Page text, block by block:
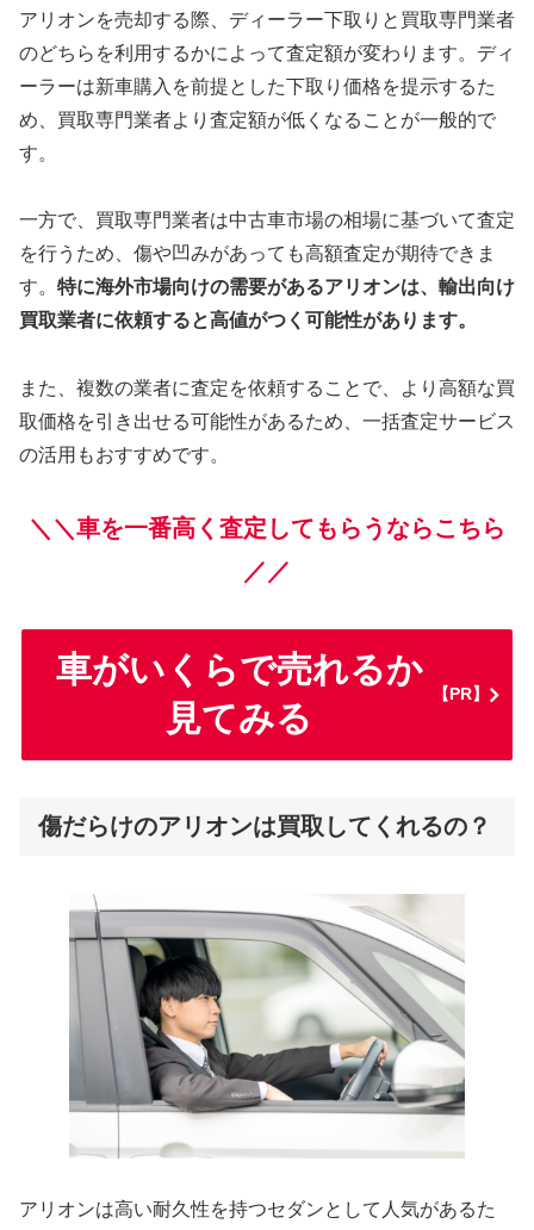
アリオンを売却する際、ディーラー下取りと買取専門業者
のどちらを利用するかによって査定額が変わります。ディ
ーラーは新車購入を前提とした下取り価格を提示するた
め、買取専門業者より査定額が低くなることが一般的で
す。
一方で、買取専門業者は中古車市場の相場に基づいて査定
を行うため、傷や凹みがあっても高額査定が期待できま
す。 特に海外市場向けの需要があるアリオンは、輸出向け
買取業者に依頼すると高値がつく可能性があります。
また、複数の業者に査定を依頼することで、より高額な買
取価格を引き出せる可能性があるため、一括査定サービス
の活用もおすすめです。
＼＼車を一番高く査定してもらうならこちら
／／
車がいくらで売れるか
見てみる
【PR】
傷だらけのアリオンは買取してくれるの？
アリオンは高い耐久性を持つセダンとして人気があるた